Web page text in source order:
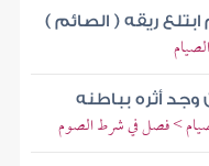
ريقه ( الصائم )
وجد أثره بباطنه
> فصل في شرط الصوم